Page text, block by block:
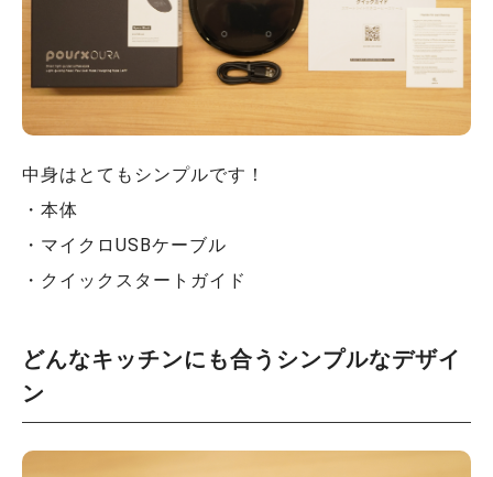
中身はとてもシンプルです！
・本体
・マイクロUSBケーブル
・クイックスタートガイド
どんなキッチンにも合うシンプルなデザイ
ン